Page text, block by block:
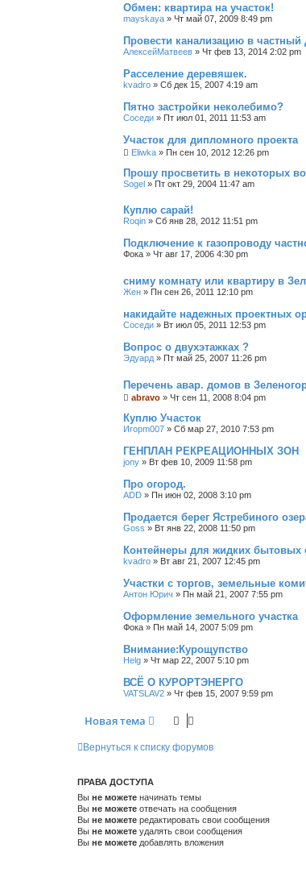
Обмен: квартира на участок!
mayskaya » Чт май 07, 2009 8:49 pm
Провести канализацию в частный
АлексейМатвеев » Чт фев 13, 2014 2:02 pm
Расселение деревяшек.
kvadro » Сб дек 15, 2007 4:19 am
Пятно застройки неколебимо?
Соседи » Пт июл 01, 2011 11:53 am
Участок для дипломного проекта
Eliwka » Пн сен 10, 2012 12:26 pm
Прошу просветить в некоторых
Sogel » Пт окт 29, 2004 11:47 am
Куплю сарай!
Roqin » Сб янв 28, 2012 11:51 pm
Подключение к газопроводу
Фока » Чт авг 17, 2006 4:30 pm
сниму комнату или квартиру в
Жен » Пн сен 26, 2011 12:10 pm
накидайте надежных проектных
Соседи » Вт июл 05, 2011 12:53 pm
Вопрос о двухэтажках ?
Эдуард » Пт май 25, 2007 11:26 pm
Перечень авар. домов в
abravo » Чт сен 11, 2008 8:04 pm
Куплю Участок
Игорm007 » Сб мар 27, 2010 7:53 pm
ГЕНПЛАН РЕКРЕАЦИОННЫХ ЗОН
jony » Вт фев 10, 2009 11:58 pm
Про огород.
ADD » Пн июн 02, 2008 3:10 pm
Продается берег Ястребиного
Goss » Вт янв 22, 2008 11:50 pm
Контейнеры для жидких бытовых
kvadro » Вт авг 21, 2007 12:45 pm
Участки с торгов, земельные
Антон Юрич » Пн май 21, 2007 7:55 pm
Оформление земельного участка
Фока » Пн май 14, 2007 5:09 pm
Внимание:Курощупство
Helg » Чт мар 22, 2007 5:10 pm
ВСЁ О КУРОРТЭНЕРГО
VATSLAV2 » Чт фев 15, 2007 9:59 pm
Новая тема
Вернуться к списку форумов
ПРАВА ДОСТУПА
Вы не можете начинать темы
Вы не можете отвечать на сообщения
Вы не можете редактировать свои сообщения
Вы не можете удалять свои сообщения
Вы не можете добавлять вложения